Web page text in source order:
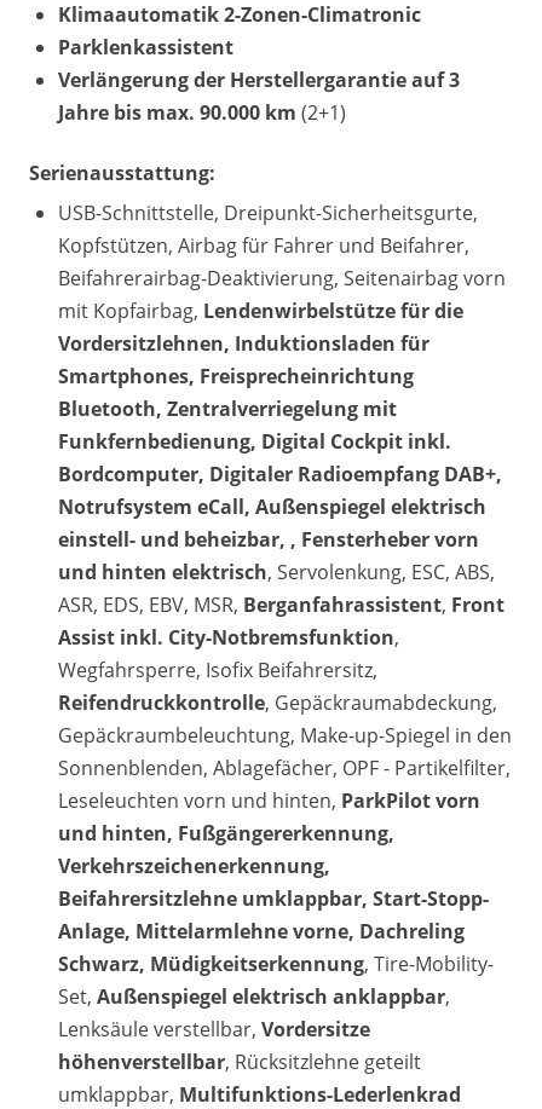
Klimaautomatik 2-Zonen-Climatronic
Parklenkassistent
Verlängerung der Herstellergarantie auf 3
Jahre bis max. 90.000 km (2+1)
Serienausstattung:
USB-Schnittstelle, Dreipunkt-Sicherheitsgurte,
Kopfstützen, Airbag für Fahrer und Beifahrer,
Beifahrerairbag-Deaktivierung, Seitenairbag vorn
mit Kopfairbag, Lendenwirbelstütze für die
Vordersitzlehnen, Induktionsladen für
Smartphones, Freisprecheinrichtung
Bluetooth, Zentralverriegelung mit
Funkfernbedienung, Digital Cockpit inkl.
Bordcomputer, Digitaler Radioempfang DAB+,
Notrufsystem eCall, Außenspiegel elektrisch
einstell- und beheizbar, , Fensterheber vorn
und hinten elektrisch, Servolenkung, ESC, ABS,
ASR, EDS, EBV, MSR, Berganfahrassistent, Front
Assist inkl. City-Notbremsfunktion,
Wegfahrsperre, Isofix Beifahrersitz,
Reifendruckkontrolle, Gepäckraumabdeckung,
Gepäckraumbeleuchtung, Make-up-Spiegel in den
Sonnenblenden, Ablagefächer, OPF - Partikelfilter,
Leseleuchten vorn und hinten, ParkPilot vorn
und hinten, Fußgängererkennung,
Verkehrszeichenerkennung,
Beifahrersitzlehne umklappbar, Start-Stopp-
Anlage, Mittelarmlehne vorne, Dachreling
Schwarz, Müdigkeitserkennung, Tire-Mobility-
Set, Außenspiegel elektrisch anklappbar,
Lenksäule verstellbar, Vordersitze
höhenverstellbar, Rücksitzlehne geteilt
umklappbar, Multifunktions-Lederlenkrad